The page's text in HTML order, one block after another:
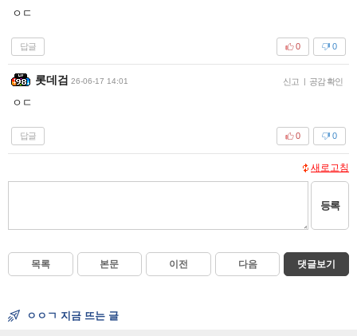
ㅇㄷ
답글 0
0
롯데검 26-06-17 14:01 신고 | 공감 확인
ㅇㄷ
답글 0
0
새로고침
등록
목록 본문 이전 다음 댓글보기
ㅇㅇㄱ 지금 뜨는 글